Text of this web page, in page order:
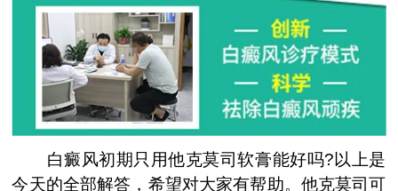
白癜风初期只用他克莫司软膏能好吗?以上是
今天的全部解答，希望对大家有帮助。他克莫司可